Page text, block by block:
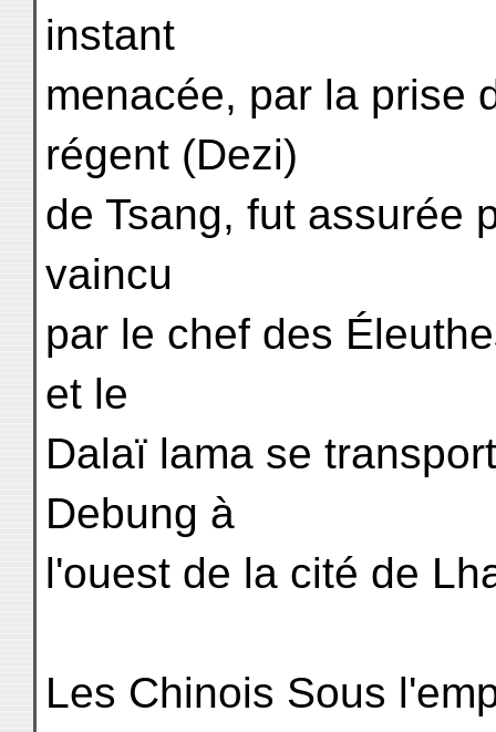
instant
menacée, par la prise
régent (Dezi)
de Tsang, fut assurée
vaincu
par le chef des
et le
Dalaï lama se
Debung à
l'ouest de la cité de
Les Chinois Sous